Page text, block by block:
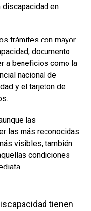
discapacidad en
trámites con mayor
documento
a beneficios como la
nacional de
y el tarjetón de
las
las más reconocidas
visibles, también
condiciones
tienen